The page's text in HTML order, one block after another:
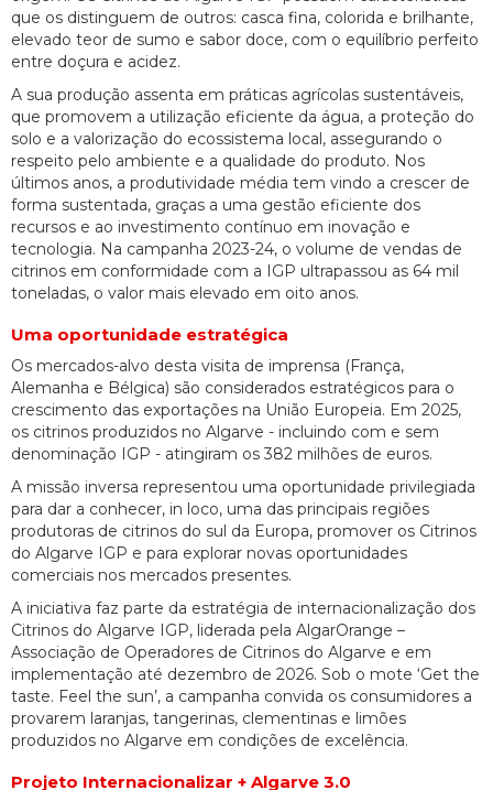
que os distinguem de outros: casca fina, colorida e brilhante,
elevado teor de sumo e sabor doce, com o equilíbrio perfeito
entre doçura e acidez.
A sua produção assenta em práticas agrícolas sustentáveis,
que promovem a utilização eficiente da água, a proteção do
solo e a valorização do ecossistema local, assegurando o
respeito pelo ambiente e a qualidade do produto. Nos
últimos anos, a produtividade média tem vindo a crescer de
forma sustentada, graças a uma gestão eficiente dos
recursos e ao investimento contínuo em inovação e
tecnologia. Na campanha 2023-24, o volume de vendas de
citrinos em conformidade com a IGP ultrapassou as 64 mil
toneladas, o valor mais elevado em oito anos.
Uma oportunidade estratégica
Os mercados-alvo desta visita de imprensa (França,
Alemanha e Bélgica) são considerados estratégicos para o
crescimento das exportações na União Europeia. Em 2025,
os citrinos produzidos no Algarve - incluindo com e sem
denominação IGP - atingiram os 382 milhões de euros.
A missão inversa representou uma oportunidade privilegiada
para dar a conhecer, in loco, uma das principais regiões
produtoras de citrinos do sul da Europa, promover os Citrinos
do Algarve IGP e para explorar novas oportunidades
comerciais nos mercados presentes.
A iniciativa faz parte da estratégia de internacionalização dos
Citrinos do Algarve IGP, liderada pela AlgarOrange –
Associação de Operadores de Citrinos do Algarve e em
implementação até dezembro de 2026. Sob o mote ‘Get the
taste. Feel the sun’, a campanha convida os consumidores a
provarem laranjas, tangerinas, clementinas e limões
produzidos no Algarve em condições de excelência.
Projeto Internacionalizar + Algarve 3.0